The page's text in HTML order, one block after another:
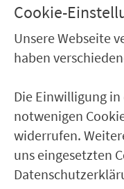
22.000
Cookie-
Unsere Webseite
haben
Die Einwilligung
notwenigen
widerrufen.
uns eingesetzten